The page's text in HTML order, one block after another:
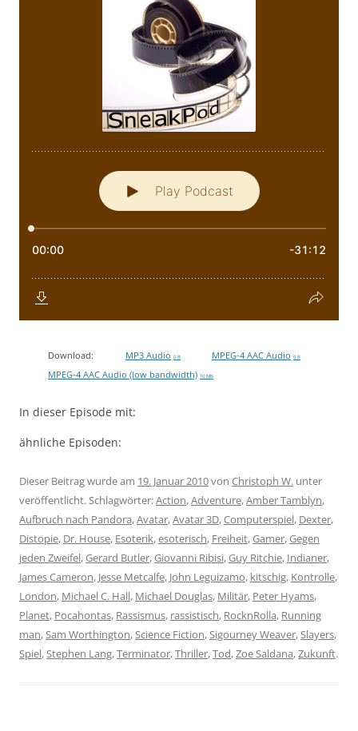
Download: MP3 Audio 0 B MPEG-4 AAC Audio 0 B
MPEG-4 AAC Audio (low bandwidth) 10 MB
In dieser Episode mit:
ähnliche Episoden:
Dieser Beitrag wurde am 19. Januar 2010von Christoph W. unter
veröffentlicht. Schlagwörter:Action,Adventure,Amber Tamblyn,
Aufbruch nach Pandora,Avatar,Avatar 3D,Computerspiel, Dexter,
Distopie, Dr. House, Esoterik,esoterisch, Freiheit,Gamer,Gegen
jeden Zweifel,Gerard Butler,Giovanni Ribisi,Guy Ritchie, Indianer,
James Cameron, Jesse Metcalfe, John Leguizamo, kitschig, Kontrolle,
London, Michael C. Hall, Michael Douglas, Militär, Peter Hyams,
Planet, Pocahontas, Rassismus, rassistisch, RocknRolla, Running
man,Sam Worthington,Science Fiction,Sigourney Weaver,Slayers,
Spiel,Stephen Lang,Terminator,Thriller,Tod,Zoe Saldana,Zukunft.